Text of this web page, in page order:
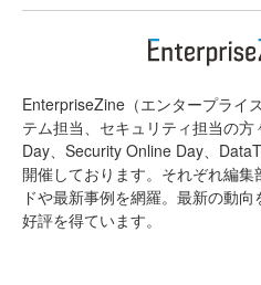
EnterpriseZine（エンタープライ
テム担当、セキュリティ担当の
Day、Security Online Day、
開催しております。それぞれ編
ドや最新事例を網羅。最新の動向
好評を得ています。